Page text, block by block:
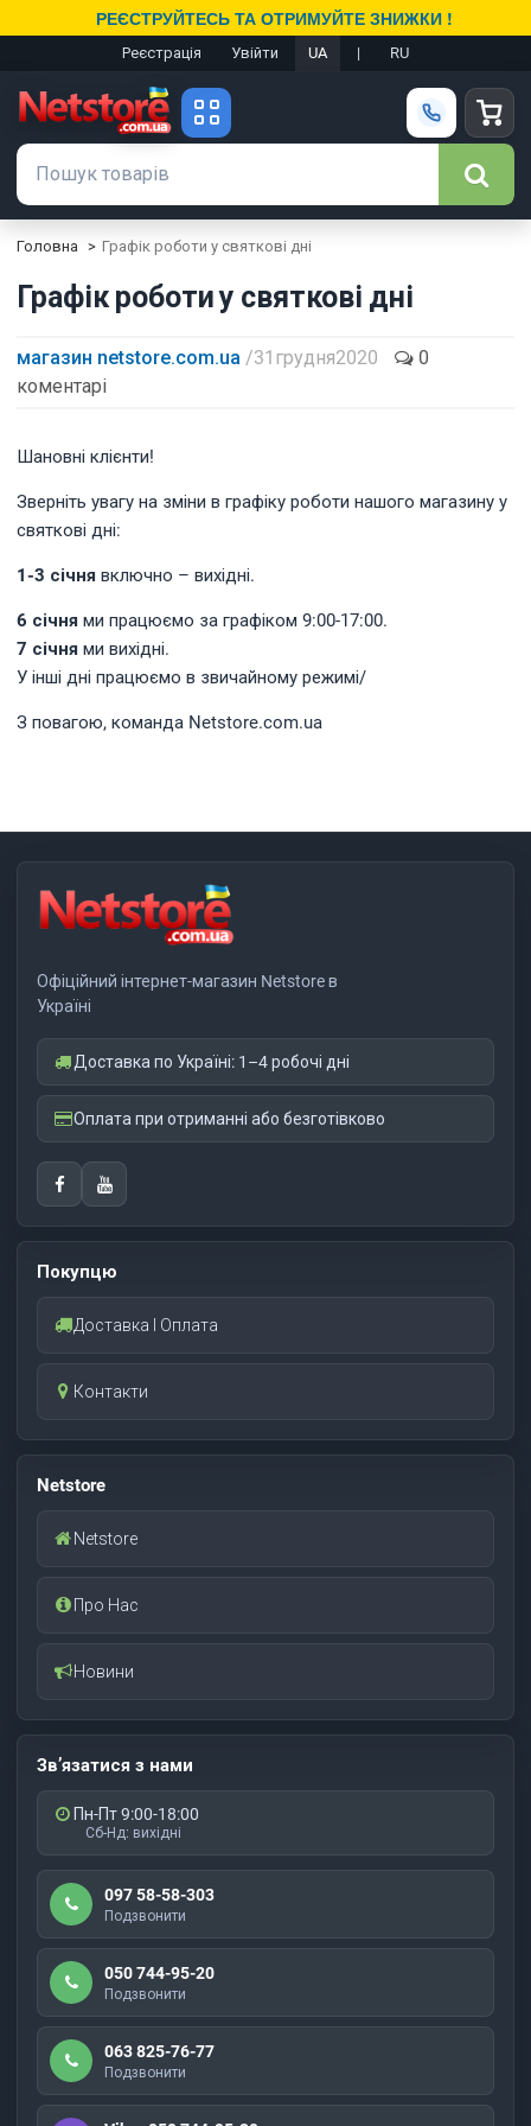
РЕЄСТРУЙТЕСЬ ТА ОТРИМУЙТЕ ЗНИЖКИ !
Реєстрація Увійти UA | RU
Головна Графік роботи у святкові дні
Графік роботи у святкові дні
магазин netstore.com.ua / 31 грудня 2020
0
коментарі
Шановні клієнти!
Зверніть увагу на зміни в графіку роботи нашого магазину у
святкові дні:
1-3 січня включно – вихідні.
6 січня ми працюємо за графіком 9:00-17:00.
7 січня ми вихідні.
У інші дні працюємо в звичайному режимі/
З повагою, команда Netstore.com.ua
Офіційний інтернет-магазин Netstore в
Україні
Доставка по Україні: 1–4 робочі дні
Оплата при отриманні або безготівково
Покупцю
Доставка І Оплата
Контакти
Netstore
Netstore
Про Нас
Новини
Зв’язатися з нами
Пн-Пт 9:00-18:00
Сб-Нд: вихідні
097 58-58-303
Подзвонити
050 744-95-20
Подзвонити
063 825-76-77
Подзвонити